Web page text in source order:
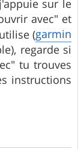
sur le
avec" et
(garmin
regarde si
tu trouves
instructions